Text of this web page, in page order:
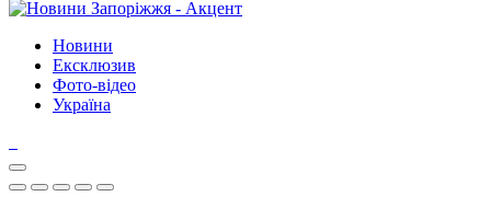
Новини
Ексклюзив
Фото-відео
Україна